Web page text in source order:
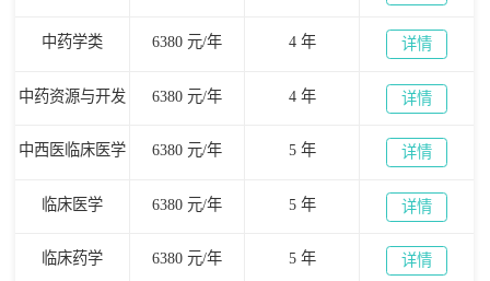
中药学类 6380 元/年 4 年 详情
中药资源与开发 6380 元/年 4 年 详情
中西医临床医学 6380 元/年 5 年 详情
临床医学 6380 元/年 5 年 详情
临床药学 6380 元/年 5 年 详情